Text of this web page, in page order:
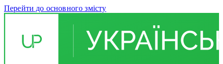
Перейти до основного змісту